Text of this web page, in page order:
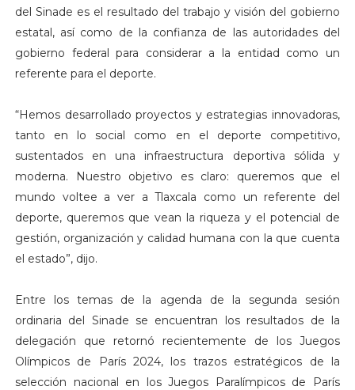
del Sinade es el resultado del trabajo y visión del gobierno
estatal, así como de la confianza de las autoridades del
gobierno federal para considerar a la entidad como un
referente para el deporte.
“Hemos desarrollado proyectos y estrategias innovadoras,
tanto en lo social como en el deporte competitivo,
sustentados en una infraestructura deportiva sólida y
moderna. Nuestro objetivo es claro: queremos que el
mundo voltee a ver a Tlaxcala como un referente del
deporte, queremos que vean la riqueza y el potencial de
gestión, organización y calidad humana con la que cuenta
el estado”, dijo.
Entre los temas de la agenda de la segunda sesión
ordinaria del Sinade se encuentran los resultados de la
delegación que retornó recientemente de los Juegos
Olímpicos de París 2024, los trazos estratégicos de la
selección nacional en los Juegos Paralímpicos de París